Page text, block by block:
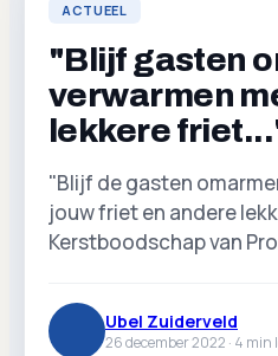
ACTUEEL
"Blijf gasten
verwarmen
lekkere
"Blijf de gasten
jouw friet en andere
Kerstboodschap van
Ubel Zuiderveld
26 december 2022 · 4 min